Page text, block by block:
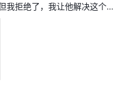
我拒绝了，我让他解决这个问
个问题。此外，他们还骗了我
是小偷。请远离他们。